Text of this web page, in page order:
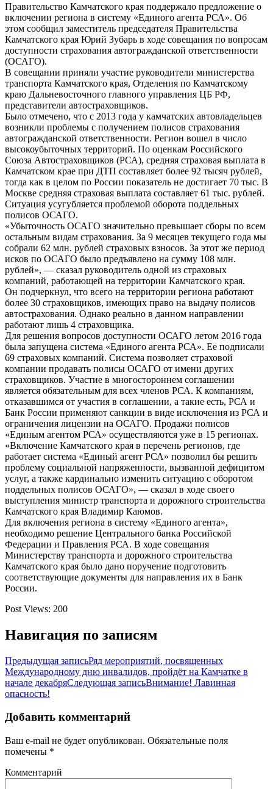
Правительство Камчатского края поддержало предложение о
включении региона в систему «Единого агента РСА». Об
этом сообщил заместитель председателя Правительства
Камчатского края Юрий Зубарь в ходе совещания по вопросам
доступности страхования автогражданской ответственности
(ОСАГО).
В совещании приняли участие руководители министерства
транспорта Камчатского края, Отделения по Камчатскому
краю Дальневосточного главного управления ЦБ РФ,
представители автостраховщиков.
Было отмечено, что с 2013 года у камчатских автовладельцев
возникли проблемы с получением полисов страхования
автогражданской ответственности. Регион вошел в число
высокоубыточных территорий. По оценкам Российского
Союза Автостраховщиков (РСА), средняя страховая выплата в
Камчатском крае при ДТП составляет более 92 тысяч рублей,
тогда как в целом по России показатель не достигает 70 тыс. В
Москве средняя страховая выплата составляет 61 тыс. рублей.
Ситуация усугубляется проблемой оборота поддельных
полисов ОСАГО.
«Убыточность ОСАГО значительно превышает сборы по всем
остальным видам страхования. За 9 месяцев текущего года мы
собрали 62 млн. рублей страховых взносов. За этот же период
исков по ОСАГО было предъявлено на сумму 108 млн.
рублей», — сказал руководитель одной из страховых
компаний, работающей на территории Камчатского края.
Он подчеркнул, что всего на территории региона работают
более 30 страховщиков, имеющих право на выдачу полисов
автострахования. Однако реально в данном направлении
работают лишь 4 страховщика.
Для решения вопросов доступности ОСАГО летом 2016 года
была запущена система «Единого агента РСА». Ее подписали
69 страховых компаний. Система позволяет страховой
компании продавать полисы ОСАГО от имени других
страховщиков. Участие в многостороннем соглашении
является обязательным для всех членов РСА. К компаниям,
отказавшимся от участия в соглашении, а такие есть, РСА и
Банк России применяют санкции в виде исключения из РСА и
ограничения лицензии на ОСАГО. Продажи полисов
«Единым агентом РСА» осуществляются уже в 15 регионах.
«Включение Камчатского края в перечень регионов, где
работает система «Единый агент РСА» позволил бы решить
проблему социальной напряженности, вызванной дефицитом
услуг, а также кардинально изменить ситуацию с оборотом
поддельных полисов ОСАГО», — сказал в ходе своего
выступления министр транспорта и дорожного строительства
Камчатского края Владимир Каюмов.
Для включения региона в систему «Единого агента»,
необходимо решение Центрального банка Российской
Федерации и Правления РСА. В ходе совещания
Министерству транспорта и дорожного строительства
Камчатского края было дано поручение подготовить
соответствующие документы для направления их в Банк
России.
Post Views: 200
Навигация по записям
Предыдущая записьРяд мероприятий, посвященных
Международному дню инвалидов, пройдёт на Камчатке в
начале декабряСледующая записьВнимание! Лавинная
опасность!
Добавить комментарий
Ваш e-mail не будет опубликован. Обязательные поля
помечены *
Комментарий